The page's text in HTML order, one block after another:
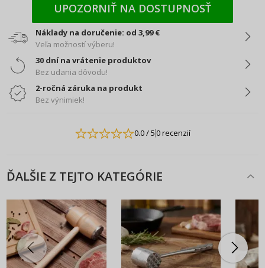
UPOZORNIŤ NA DOSTUPNOSŤ
Náklady na doručenie: od 3,99 €
Veľa možností výberu!
30 dní na vrátenie produktov
Bez udania dôvodu!
2-ročná záruka na produkt
Bez výnimiek!
0.0/ 50 recenzií
ĎALŠIE Z TEJTO KATEGÓRIE